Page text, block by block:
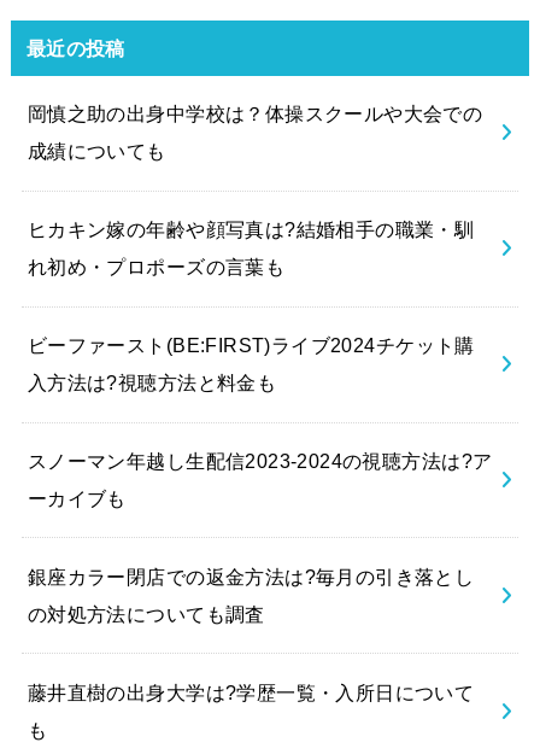
最近の投稿
岡慎之助の出身中学校は？体操スクールや大会での
成績についても
ヒカキン嫁の年齢や顔写真は?結婚相手の職業・馴
れ初め・プロポーズの言葉も
ビーファースト(BE:FIRST)ライブ2024チケット購
入方法は?視聴方法と料金も
スノーマン年越し生配信2023-2024の視聴方法は?ア
ーカイブも
銀座カラー閉店での返金方法は?毎月の引き落とし
の対処方法についても調査
藤井直樹の出身大学は?学歴一覧・入所日について
も